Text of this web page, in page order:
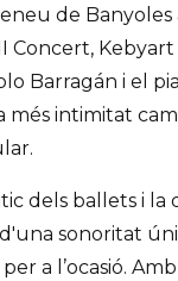
de
Concert,
Barragán i el
més intimitat
dels ballets i la
sonoritat
a l’ocasió.